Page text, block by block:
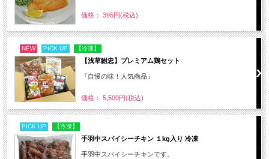
価格： 395円(税込)
NEW PICK UP 【冷凍】
【浅草鮒忠】プレミアム鶏セット
『自慢の味！人気商品』
価格： 5,500円(税込)
PICK UP 【冷凍】
手羽中スパイシーチキン １kg入り 冷凍
手羽中スパイシーチキンです。